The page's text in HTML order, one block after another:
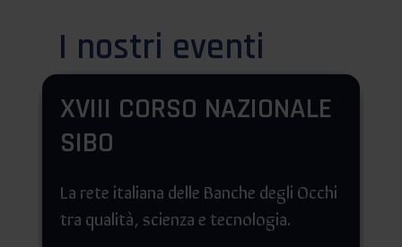
I nostri eventi
XVIII CORSO NAZIONALE
SIBO
La rete italiana delle Banche degli Occhi
tra qualità, scienza e tecnologia.